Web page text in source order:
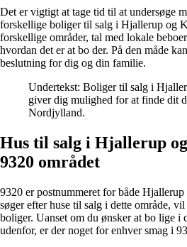
Det er vigtigt at tage tid til at undersøge
forskellige boliger til salg i Hjallerup og
forskellige områder, tal med lokale
hvordan det er at bo der. På den måde
beslutning for dig og din familie.
Undertekst: Boliger til salg i
giver dig mulighed for at finde dit
Nordjylland.
Hus til salg i Hjallerup
9320 området
9320 er postnummeret for både
søger efter huse til salg i dette område,
boliger. Uanset om du ønsker at bo lige i
udenfor, er der noget for enhver smag i